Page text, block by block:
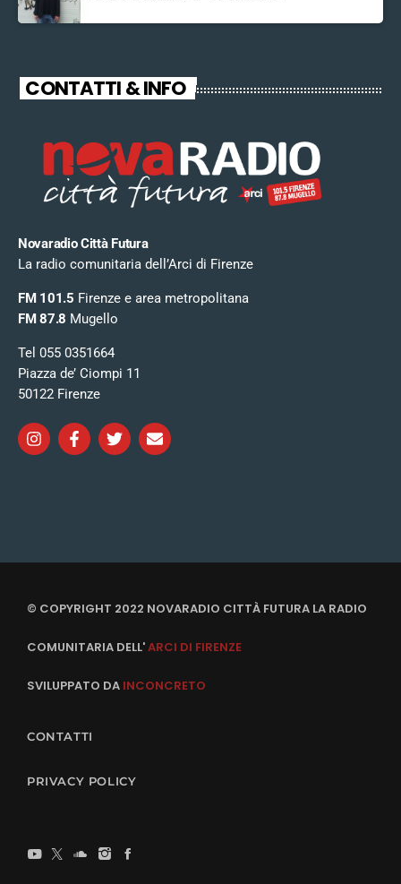
CONTATTI & INFO
Novaradio Città Futura
La radio comunitaria dell’Arci di Firenze
FM 101.5 Firenze e area metropolitana
FM 87.8 Mugello
Tel 055 0351664
Piazza de’ Ciompi 11
50122 Firenze
© COPYRIGHT 2022 NOVARADIO CITTÀ FUTURA LA RADIO
COMUNITARIA DELL'ARCI DI FIRENZE
SVILUPPATO DA INCONCRETO
CONTATTI
PRIVACY POLICY